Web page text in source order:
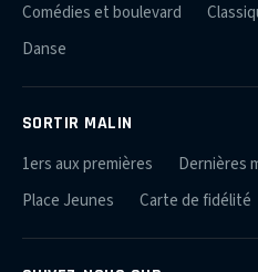
Comédies et boulevard
Danse
SORTIR MALIN
1ers aux premières Dernières
Place Jeunes
Carte de fidélité